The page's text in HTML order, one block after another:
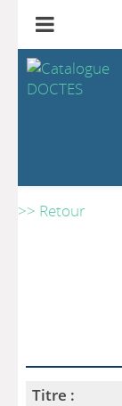
>> Retour
Titre :